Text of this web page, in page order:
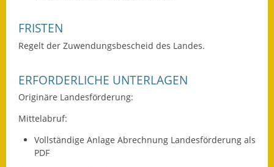
FRISTEN
Regelt der Zuwendungsbescheid des Landes.
ERFORDERLICHE UNTERLAGEN
Originäre Landesförderung:
Mittelabruf:
Vollständige Anlage Abrechnung Landesförderung als
PDF